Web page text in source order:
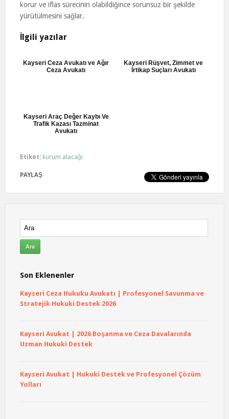
korur ve iflas sürecinin olabildiğince sorunsuz bir şekilde
yürütülmesini sağlar.
İlgili yazılar
Kayseri Ceza Avukatı ve Ağır
Ceza Avukatı
Kayseri Rüşvet, Zimmet ve
İrtikap Suçları Avukatı
Kayseri Araç Değer Kaybı Ve
Trafik Kazası Tazminat
Avukatı
Etiket: kurum alacağı
PAYLAŞ
Son Eklenenler
Kayseri Ceza Hukuku Avukatı | Profesyonel Savunma ve
Stratejik Hukuki Destek 2026
Kayseri Avukat | 2026 Boşanma ve Ceza Davalarında
Uzman Hukuki Destek
Kayseri Avukat | Hukuki Destek ve Profesyonel Çözüm
Yolları